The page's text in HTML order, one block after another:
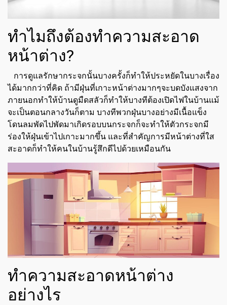
ทำไมถึงต้องทำความสะอาด
หน้าต่าง?
การดูแลรักษากระจกนั้นบางครั้งก็ทำให้ประหยัดในบางเรื่อง
ได้มากกว่าที่คิด ถ้ามีฝุ่นที่เกาะหน้าต่างมากๆจะบดบังแสงจาก
ภายนอกทำให้บ้านดูมืดสลัวก็ทำให้บางทีต้องเปิดไฟในบ้านแม้
จะเป็นตอนกลางวันก็ตาม บางทีพวกฝุ่นบางอย่างมีเนื้อแข็ง
โดนลมพัดไปพัดมาเกิดรอบบนกระจกก็จะทำให้ตัวกระจกมี
ร่องให้ฝุ่นเข้าไปเกาะมากขึ้น และที่สำคัญการมีหน้าต่างที่ใส
สะอาดก็ทำให้คนในบ้านรู้สึกดีไปด้วยเหมือนกัน
ทำความสะอาดหน้าต่าง
อย่างไร